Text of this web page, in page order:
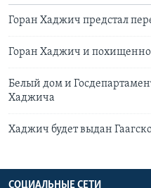
Горан Хаджич предстал
Горан Хаджич и
Белый дом и
Хаджича
Хаджич будет выдан
СОЦИАЛЬНЫЕ СЕТИ